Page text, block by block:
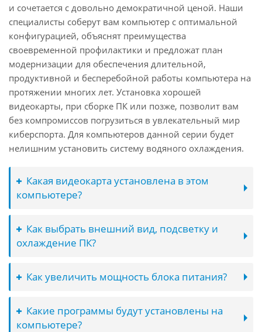
и сочетается с довольно демократичной ценой. Наши
специалисты соберут вам компьютер с оптимальной
конфигурацией, объяснят преимущества
своевременной профилактики и предложат план
модернизации для обеспечения длительной,
продуктивной и бесперебойной работы компьютера на
протяжении многих лет. Установка хорошей
видеокарты, при сборке ПК или позже, позволит вам
без компромиссов погрузиться в увлекательный мир
киберспорта. Для компьютеров данной серии будет
нелишним установить систему водяного охлаждения.
Какая видеокарта установлена в этом
компьютере?
Как выбрать внешний вид, подсветку и
охлаждение ПК?
Как увеличить мощность блока питания?
Какие программы будут установлены на
компьютере?